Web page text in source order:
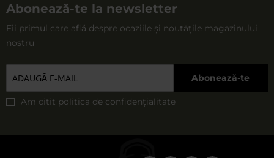
Abonează-te la newsletter
Fii primul care află despre ocaziile și noutățile magazinului
nostru
Abonează-te
Am citit politica de confidențialitate